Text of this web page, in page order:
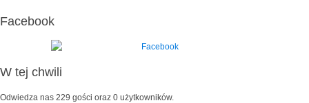
Facebook
W tej chwili
Odwiedza nas 229 gości oraz 0 użytkowników.